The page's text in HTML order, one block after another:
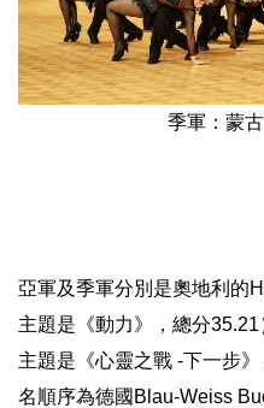
季軍：蒙
亞軍及季軍分別是奧地利的
主題是《動力》，總分
主題是《心靈之戰 -下一步
名順序為德國Blau-Weiss